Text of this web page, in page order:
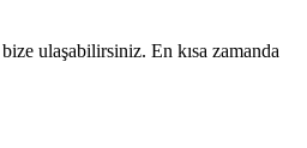
ulaşabilirsiniz. En kısa zamanda